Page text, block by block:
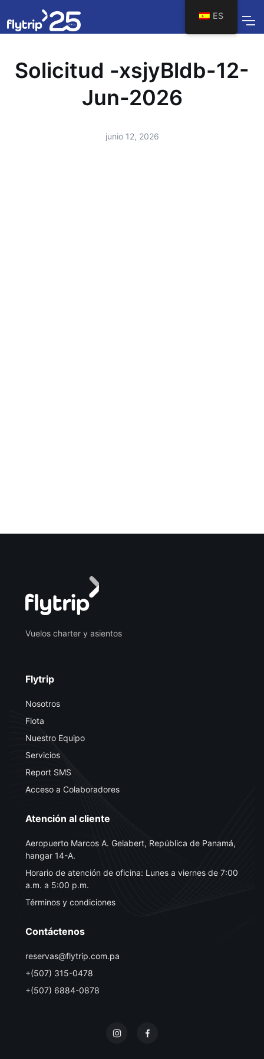
Solicitud -xsjyBldb-12-
Jun-2026
junio 12, 2026
Vuelos charter y asientos
Flytrip
Nosotros
Flota
Nuestro Equipo
Servicios
Report SMS
Acceso a Colaboradores
Atención al cliente
Aeropuerto Marcos A. Gelabert, República de Panamá,
hangar 14-A.
Horario de atención de oficina: Lunes a viernes de 7:00
a.m. a 5:00 p.m.
Términos y condiciones
Contáctenos
reservas@flytrip.com.pa
+(507) 315-0478
+(507) 6884-0878
ES